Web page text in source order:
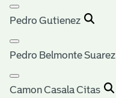
Pedro Gutienez
Pedro Belmonte Suarez
Camon Casala Citas